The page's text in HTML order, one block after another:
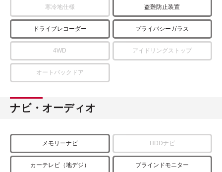
寒冷地仕様 盗難防止装置
ドライブレコーダー プライバシーガラス
4WD アイドリングストップ
オートバックドア
ナビ・オーディオ
メモリーナビ HDDナビ
カーテレビ（地デジ） ブラインドモニター